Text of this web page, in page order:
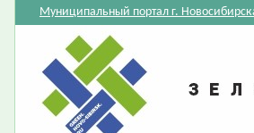
Муниципальный портал г.